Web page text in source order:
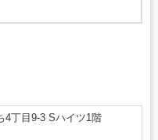
4丁目9-3 Sハイツ1階